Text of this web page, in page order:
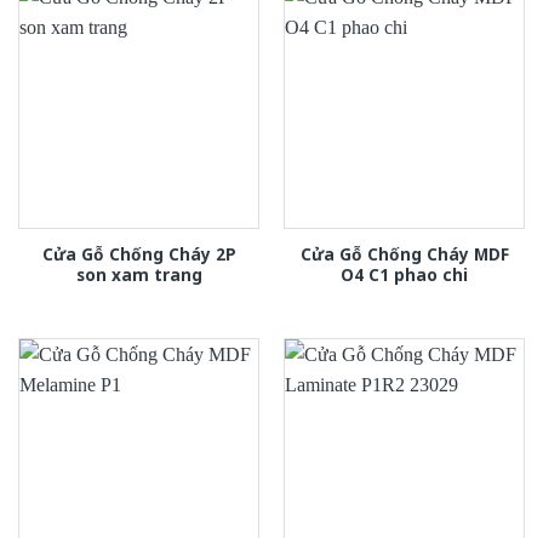
Cửa Gỗ Chống Cháy 2P
son xam trang
Cửa Gỗ Chống Cháy MDF
O4 C1 phao chi